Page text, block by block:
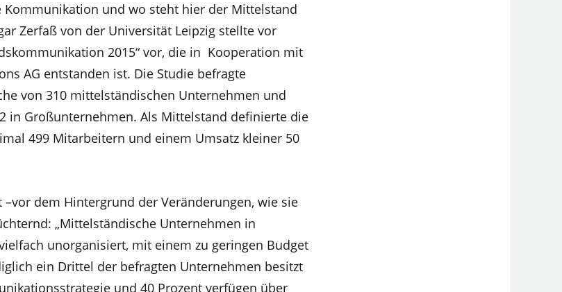
Kommunikation und wo steht hier der Mittelstand
Zerfaß von der Universität Leipzig stellte vor
2015“ vor, die in Kooperation mit
AG entstanden ist. Die Studie befragte
von 310 mittelständischen Unternehmen und
in Großunternehmen. Als Mittelstand definierte die
499 Mitarbeitern und einem Umsatz kleiner 50
–vor dem Hintergrund der Veränderungen, wie sie
„Mittelständische Unternehmen in
unorganisiert, mit einem zu geringen Budget
ein Drittel der befragten Unternehmen besitzt
und 40 Prozent verfügen über